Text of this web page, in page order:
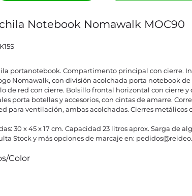
Notebook Nomawalk MOC90
SKU
K15S
K15S
portanotebook. Compartimento principal con cierre.
Nomawalk, con división acolchada porta notebook de
de red con cierre. Bolsillo frontal horizontal con cierre y
porta botellas y accesorios, con cintas de amarre.
para ventilación, ambas acolchadas. Cierres metálicos
30 x 45 x 17 cm. Capacidad 23 litros aprox. Sarga de
Stock y más opciones de marcaje en:
Color